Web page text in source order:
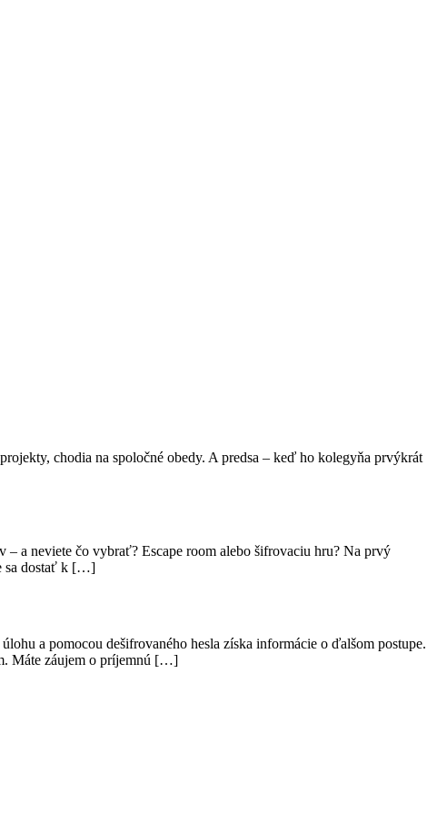
chodia na spoločné obedy. A predsa – keď ho kolegyňa prvýkrát
a neviete čo vybrať? Escape room alebo šifrovaciu hru? Na prvý
sa dostať k […]
a pomocou dešifrovaného hesla získa informácie o ďalšom postupe.
Máte záujem o príjemnú […]